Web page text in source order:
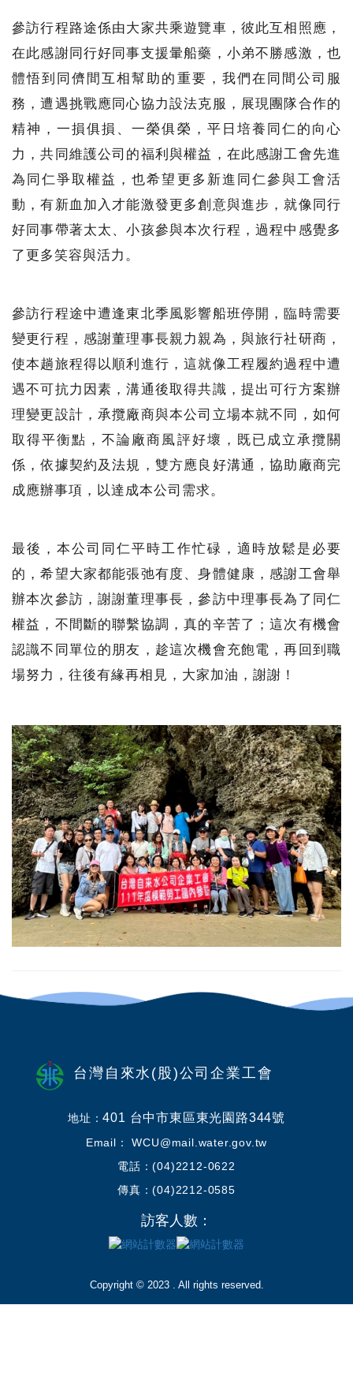
參訪行程路途係由大家共乘遊覽車，彼此互相照應，
在此感謝同行好同事支援暈船藥，小弟不勝感激，也
體悟到同儕間互相幫助的重要，我們在同間公司服
務，遭遇挑戰應同心協力設法克服，展現團隊合作的
精神，一損俱損、一榮俱榮，平日培養同仁的向心
力，共同維護公司的福利與權益，在此感謝工會先進
為同仁爭取權益，也希望更多新進同仁參與工會活
動，有新血加入才能激發更多創意與進步，就像同行
好同事帶著太太、小孩參與本次行程，過程中感覺多
了更多笑容與活力。
參訪行程途中遭逢東北季風影響船班停開，臨時需要
變更行程，感謝董理事長親力親為，與旅行社研商，
使本趟旅程得以順利進行，這就像工程履約過程中遭
遇不可抗力因素，溝通後取得共識，提出可行方案辦
理變更設計，承攬廠商與本公司立場本就不同，如何
取得平衡點，不論廠商風評好壞，既已成立承攬關
係，依據契約及法規，雙方應良好溝通，協助廠商完
成應辦事項，以達成本公司需求。
最後，本公司同仁平時工作忙碌，適時放鬆是必要
的，希望大家都能張弛有度、身體健康，感謝工會舉
辦本次參訪，謝謝董理事長，參訪中理事長為了同仁
權益，不間斷的聯繫協調，真的辛苦了；這次有機會
認識不同單位的朋友，趁這次機會充飽電，再回到職
場努力，往後有緣再相見，大家加油，謝謝！
台灣自來水(股)公司企業工會
地址：401 台中市東區東光園路344號
Email： WCU@mail.water.gov.tw
電話：(04)2212-0622
傳真：(04)2212-0585
訪客人數：
Copyright © 2023 . All rights reserved.